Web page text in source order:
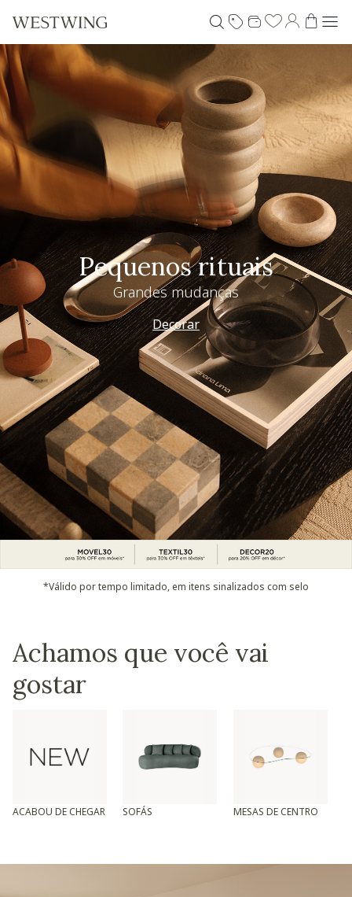
Pequenos rituais
Grandes mudanças
Decorar
*Válido por tempo limitado, em itens sinalizados com selo
Achamos que você vai
gostar
ACABOU DE CHEGAR SOFÁS MESAS DE CENTRO